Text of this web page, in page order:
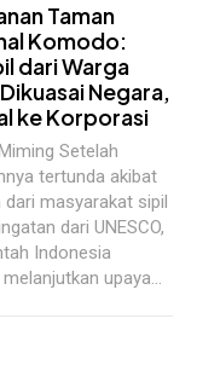
Taman
Komodo:
dari Warga
Negara,
ke Korporasi
Setelah
tertunda akibat
dari masyarakat sipil
dari UNESCO,
Indonesia
upaya...